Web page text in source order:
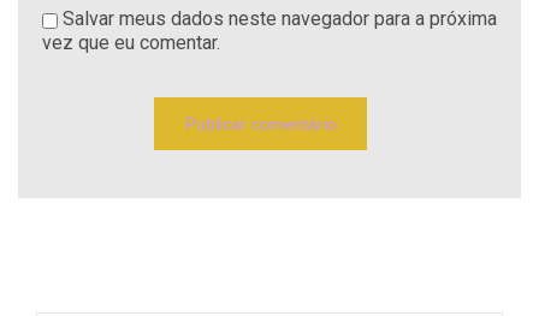
Salvar meus dados neste navegador para a próxima
vez que eu comentar.